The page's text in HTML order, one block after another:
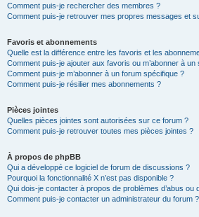
Comment puis-je rechercher des membres ?
Comment puis-je retrouver mes propres messages et
Favoris et abonnements
Quelle est la différence entre les favoris et les
Comment puis-je ajouter aux favoris ou m’abonner à un
Comment puis-je m’abonner à un forum spécifique ?
Comment puis-je résilier mes abonnements ?
Pièces jointes
Quelles pièces jointes sont autorisées sur ce forum ?
Comment puis-je retrouver toutes mes pièces jointes ?
À propos de phpBB
Qui a développé ce logiciel de forum de discussions ?
Pourquoi la fonctionnalité X n’est pas disponible ?
Qui dois-je contacter à propos de problèmes d’abus ou
Comment puis-je contacter un administrateur du forum ?